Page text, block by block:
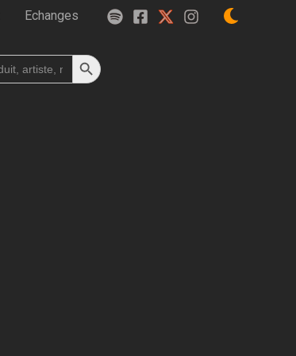
Echanges
Search Button